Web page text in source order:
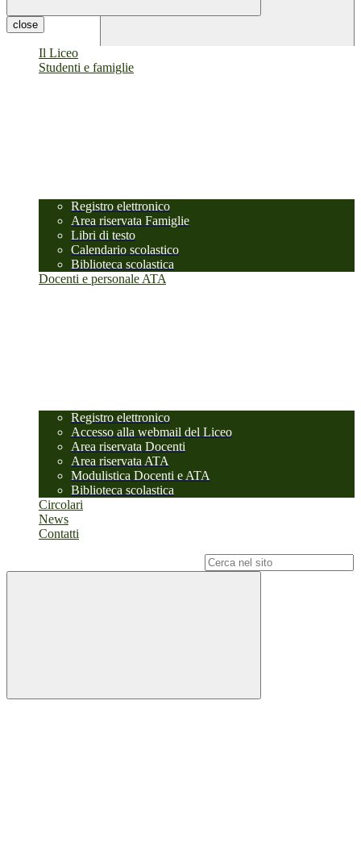
close
Il Liceo
Studenti e famiglie
Registro elettronico
Area riservata Famiglie
Libri di testo
Calendario scolastico
Biblioteca scolastica
Docenti e personale ATA
Registro elettronico
Accesso alla webmail del Liceo
Area riservata Docenti
Area riservata ATA
Modulistica Docenti e ATA
Biblioteca scolastica
Circolari
News
Contatti